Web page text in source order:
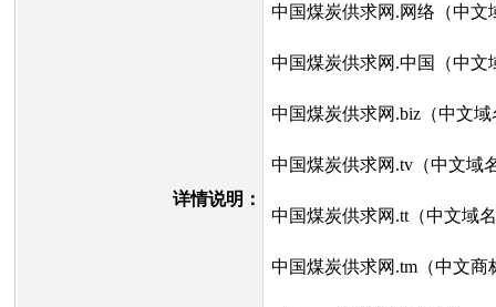
详情说明：
中国煤炭供求网.网络（中文
中国煤炭供求网.中国（中文
中国煤炭供求网.biz（中文域
中国煤炭供求网.tv（中文域
中国煤炭供求网.tt（中文域
中国煤炭供求网.tm（中文商